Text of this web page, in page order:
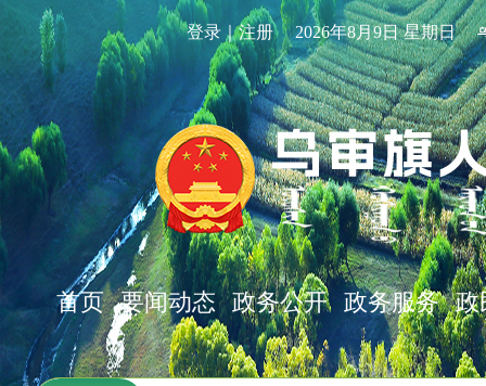
登录｜注册 2026年8月9日 星期日
首页 要闻动态 政务公开 政务服务 政